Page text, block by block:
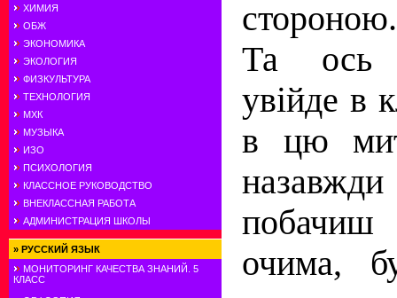
ХИМИЯ
ОБЖ
ЭКОНОМИКА
ЭКОЛОГИЯ
ФИЗКУЛЬТУРА
ТЕХНОЛОГИЯ
МХК
МУЗЫКА
ИЗО
ПСИХОЛОГИЯ
КЛАССНОЕ РУКОВОДСТВО
ВНЕКЛАССНАЯ РАБОТА
АДМИНИСТРАЦИЯ ШКОЛЫ
» РУССКИЙ ЯЗЫК
МОНИТОРИНГ КАЧЕСТВА ЗНАНИЙ. 5
КЛАСС
Та ось
увiйде в
в цю
очима,